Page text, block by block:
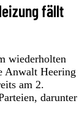
fällt
wiederholten
Anwalt Heering
am 2.
darunter